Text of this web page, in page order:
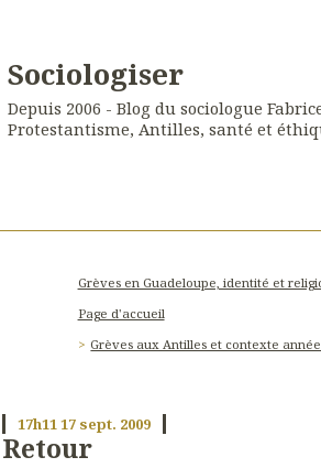
Sociologiser
Depuis 2006 - Blog du sociologue
Protestantisme, Antilles, santé et
Grèves en Guadeloupe, identité et
Page d'accueil
Grèves aux Antilles et contexte
17h1117 sept. 2009
Retour